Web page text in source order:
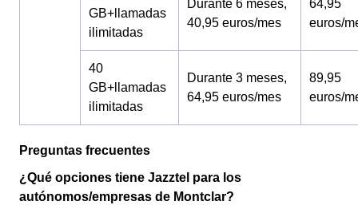
GB+llamadas
ilimitadas
Durante 6 meses,
40,95 euros/mes
64,95
euros/
40
GB+llamadas
ilimitadas
Durante 3 meses,
64,95 euros/mes
89,95
euros/
Preguntas frecuentes
¿Qué opciones tiene Jazztel para los
autónomos/empresas de Montclar?